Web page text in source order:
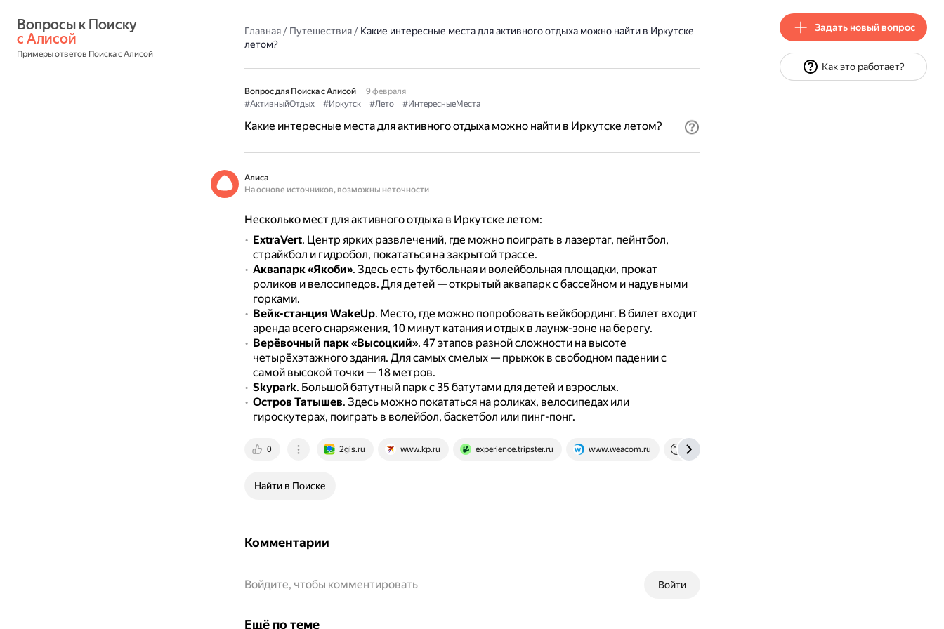
с Алисой
Примеры ответов Поиска с Алисой
Главная/ Путешествия/ Какие интересные места для активного отдыха можно найти в Иркутске
летом?
Вопрос для Поиска с Алисой
9 февраля
#АктивныйОтдых
#Иркутск #Лето #ИнтересныеМеста
Какие интересные места для активного отдыха можно найти в Иркутске летом?
Алиса
На основе источников, возможны неточности
Несколько мест для активного отдыха в Иркутске летом:
ExtraVert. Центр ярких развлечений, где можно поиграть в лазертаг, пейнтбол,
страйкбол и гидробол, покататься на закрытой трассе.
Аквапарк «Якоби». Здесь есть футбольная и волейбольная площадки, прокат
роликов и велосипедов. Для детей — открытый аквапарк с бассейном и надувными
горками.
Вейк-станция WakeUp. Место, где можно попробовать вейкбординг. В билет входит
аренда всего снаряжения, 10 минут катания и отдых в лаунж-зоне на берегу.
Верёвочный парк «Высоцкий». 47 этапов разной сложности на высоте
четырёхэтажного здания. Для самых смелых — прыжок в свободном падении с
самой высокой точки — 18 метров.
Skypark. Большой батутный парк с 35 батутами для детей и взрослых.
Остров Татышев. Здесь можно покататься на роликах, велосипедах или
гироскутерах, поиграть в волейбол, баскетбол или пинг-понг.
0 2gis.ru www.kp.ru experience.tripster.ru www.weacom.ru ogirk.tilda.ws
Найти в Поиске
Комментарии
Войти
Войдите, чтобы комментировать
Ещё по теме
Задать новый вопрос
Как это работает?